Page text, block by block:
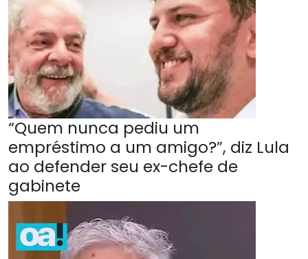
“Quem nunca pediu um
empréstimo a um amigo?”, diz Lula
ao defender seu ex-chefe de
gabinete